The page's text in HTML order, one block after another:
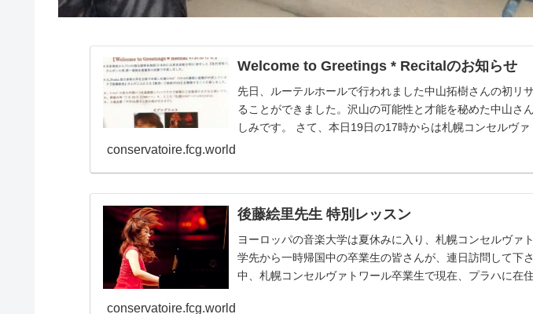
Welcome to Greetings * Recitalのお知らせ
先日、ルーテルホールで行われました中山拓樹さんの初リ
ることができました。沢山の可能性と才能を秘めた中山さ
しみです。 さて、本日19日の17時からは札幌コンセルヴ
conservatoire.fcg.world
後藤絵里先生 特別レッスン
ヨーロッパの音楽大学は夏休みに入り、札幌コンセルヴァ
学先から一時帰国中の卒業生の皆さんが、連日訪問して下
中、札幌コンセルヴァトワール卒業生で現在、プラハに在
conservatoire.fcg.world